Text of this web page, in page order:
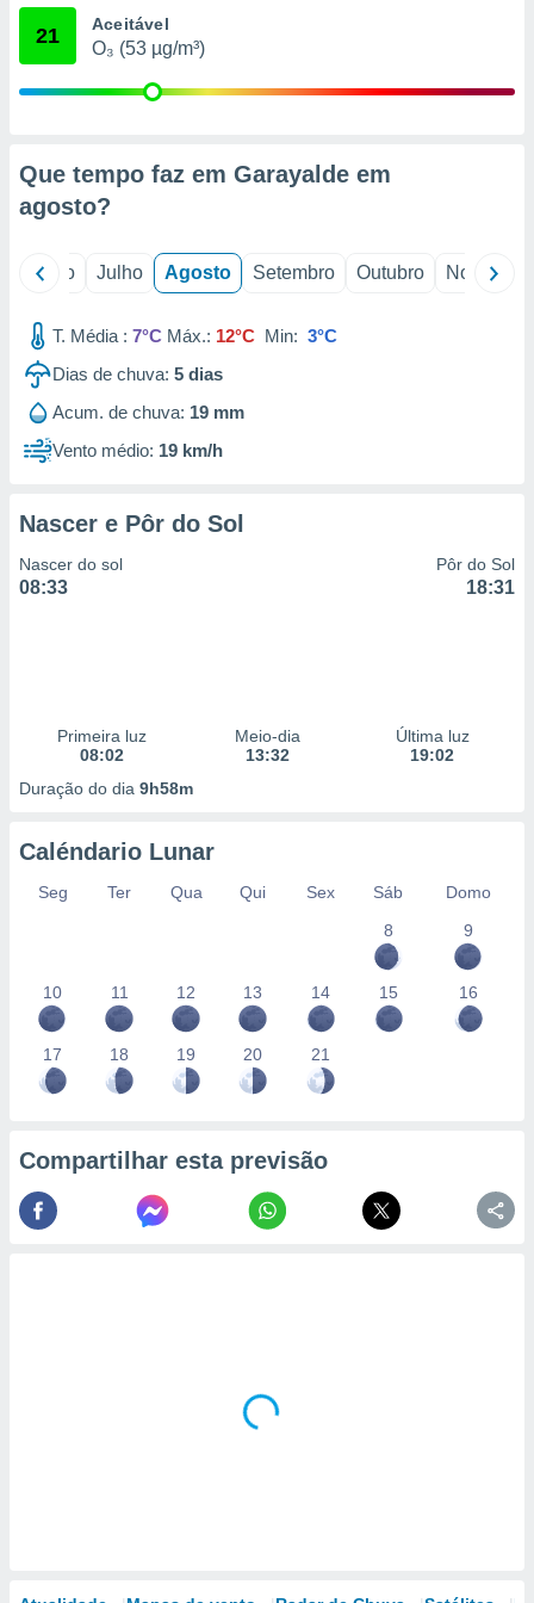
estudos
1199
21 Aceitável
O₃ (53 µg/m³)
Que tempo faz em Garayalde em
agosto?
Junho Julho Agosto Setembro Outubro Novembro
T. Média : 7°C Máx.: 12°C Min: 3°C
Dias de chuva: 5 dias
Acum. de chuva: 19 mm
Vento médio: 19 km/h
Nascer e Pôr do Sol
Nascer do sol
08:33
Pôr do Sol
18:31
Primeira luz
08:02
Meio-dia
13:32
Última luz
19:02
Duração do dia 9h58m
Caléndario Lunar
Seg Ter Qua Qui Sex Sáb
Domo
8
9
10 11 12 13 14 15 16
17 18 19 20 21
Compartilhar esta previsão